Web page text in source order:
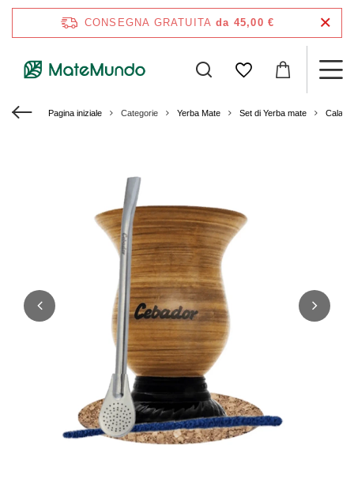
CONSEGNA GRATUITA da 45,00 €
Pagina iniziale Categorie Yerba Mate Set di Yerba mate